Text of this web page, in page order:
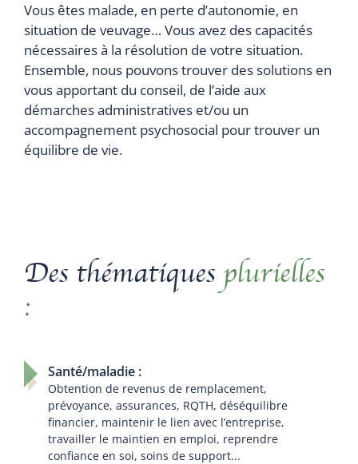
Vous êtes malade, en perte d’autonomie, en
situation de veuvage… Vous avez des capacités
nécessaires à la résolution de votre situation.
Ensemble, nous pouvons trouver des solutions en
vous apportant du conseil, de l’aide aux
démarches administratives et/ou un
accompagnement psychosocial pour trouver un
équilibre de vie.
Des thématiquesplurielles
:
Santé/maladie :
Obtention de revenus de remplacement,
prévoyance, assurances, RQTH, déséquilibre
financier, maintenir le lien avec l’entreprise,
travailler le maintien en emploi, reprendre
confiance en soi, soins de support...